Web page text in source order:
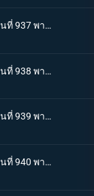
One piece วันพีช ตอนที่ 937 พากย์ไทย โทโนะยาสุ! ผู้เป็นที่รักของเมืองเอบิสุ!
One piece วันพีช ตอนที่ 938 พากย์ไทย สะเทือนทั่วหล้า ตัวตนที่แท้จริงของจอมโจรเจ้าหนูสามฉลู
One piece วันพีช ตอนที่ 939 พากย์ไทย ความเจ็บปวดของพวกพ้อง! การช่วยเหลือโทโนะยาสุที่ถูกจับ
One piece วันพีช ตอนที่ 940 พากย์ไทย ความโกรธของโซโล ตัวตนที่แท้จริงของผลสไมล์!